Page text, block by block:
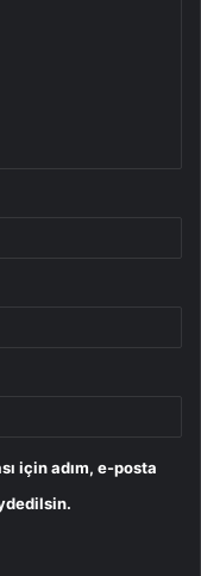
için adım, e-posta